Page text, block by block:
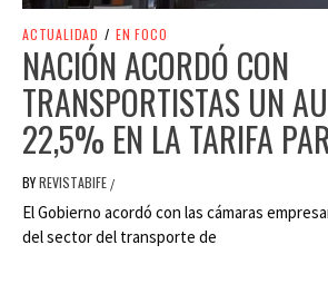
ACTUALIDAD / EN FOCO
NACIÓN ACORDÓ CON
TRANSPORTISTAS UN
22,5% EN LA TARIFA
BYREVISTABIFE /
El Gobierno acordó con las cámaras
del sector del transporte de